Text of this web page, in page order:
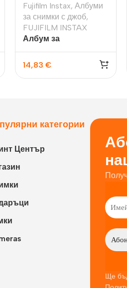
Fujifilm Instax, Албуми
за снимки с джоб,
FUJIFILM INSTAX
Албум за
Fujifilm Instax Mini 12
Laporta, Pastel Blue
14,83 €
категории
Център
Ще